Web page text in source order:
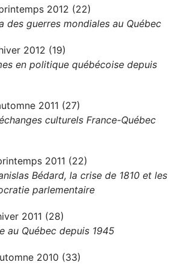
2012 (22)
des guerres mondiales au Québec
2012 (19)
en politique québécoise depuis
2011 (27)
culturels France-Québec
2011 (22)
Bédard, la crise de 1810 et les
parlementaire
2011 (28)
au Québec depuis 1945
2010 (33)